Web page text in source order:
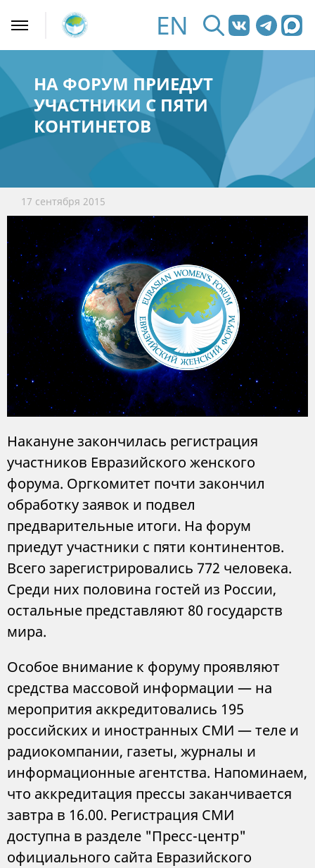
EN
НА ФОРУМ ПРИЕДУТ
УЧАСТНИКИ С ПЯТИ
КОНТИНЕТОВ
17 сентября 2015
Накануне закончилась регистрация
участников Евразийского женского
форума. Оргкомитет почти закончил
обработку заявок и подвел
предварительные итоги. На форум
приедут участники с пяти континентов.
Всего зарегистрировались 772 человека.
Среди них половина гостей из России,
остальные представляют 80 государств
мира.
Особое внимание к форуму проявляют
средства массовой информации — на
меропрития аккредитовались 195
российских и иностранных СМИ — теле и
радиокомпании, газеты, журналы и
информационные агентства. Напоминаем,
что аккредитация прессы заканчивается
завтра в 16.00. Регистрация СМИ
доступна в разделе "Пресс-центр"
официального сайта Евразийского